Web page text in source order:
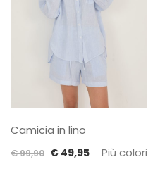
Camicia in lino
€99,90 Il
€ 49,95Il
Più colori